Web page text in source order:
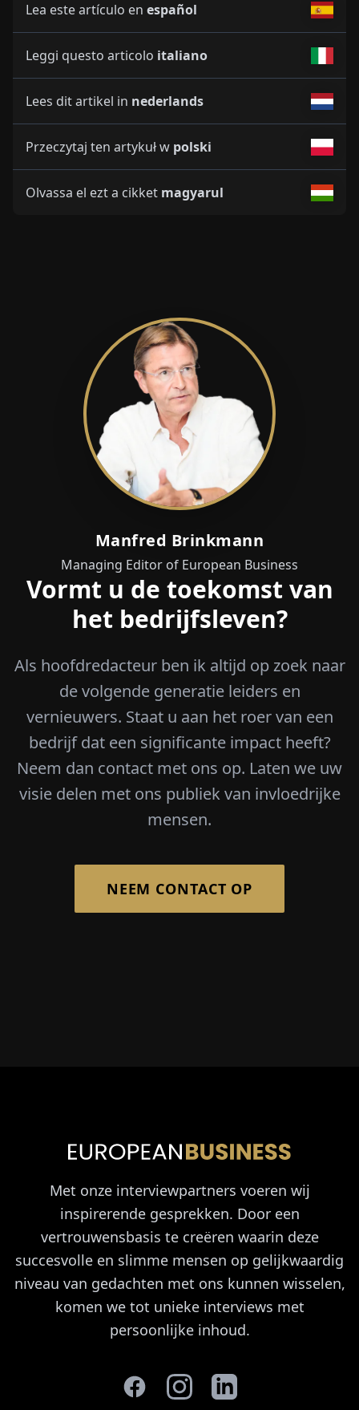
Lea este artículo en español
Leggi questo articolo italiano
Lees dit artikel in nederlands
Przeczytaj ten artykuł w polski
Olvassa el ezt a cikket magyarul
Manfred Brinkmann
Managing Editor of European Business
Vormt u de toekomst van
het bedrijfsleven?
Als hoofdredacteur ben ik altijd op zoek naar
de volgende generatie leiders en
vernieuwers. Staat u aan het roer van een
bedrijf dat een significante impact heeft?
Neem dan contact met ons op. Laten we uw
visie delen met ons publiek van invloedrijke
mensen.
NEEM CONTACT OP
Met onze interviewpartners voeren wij
inspirerende gesprekken. Door een
vertrouwensbasis te creëren waarin deze
succesvolle en slimme mensen op gelijkwaardig
niveau van gedachten met ons kunnen wisselen,
komen we tot unieke interviews met
persoonlijke inhoud.